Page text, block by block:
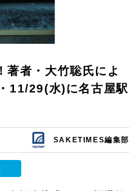
著者・大竹聡氏によ
11/29(水)に名古屋駅
SAKETIMES編集部